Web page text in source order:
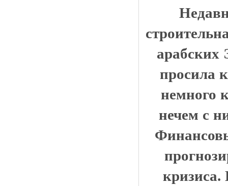
арабских
просила
немного
нечем с